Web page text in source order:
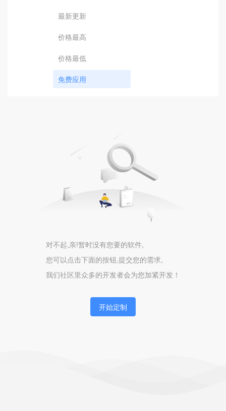
最新更新
价格最高
价格最低
免费应用
对不起,亲!暂时没有您要的软件,
您可以点击下面的按钮,提交您的需求,
我们社区里众多的开发者会为您加紧开发！
开始定制